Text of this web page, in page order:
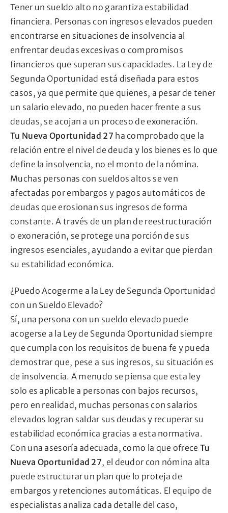
Tener un sueldo alto no garantiza estabilidad
financiera. Personas con ingresos elevados pueden
encontrarse en situaciones de insolvencia al
enfrentar deudas excesivas o compromisos
financieros que superan sus capacidades. La Ley de
Segunda Oportunidad está diseñada para estos
casos, ya que permite que quienes, a pesar de tener
un salario elevado, no pueden hacer frente a sus
deudas, se acojan a un proceso de exoneración.
Tu Nueva Oportunidad 27 ha comprobado que la
relación entre el nivel de deuda y los bienes es lo que
define la insolvencia, no el monto de la nómina.
Muchas personas con sueldos altos se ven
afectadas por embargos y pagos automáticos de
deudas que erosionan sus ingresos de forma
constante. A través de un plan de reestructuración
o exoneración, se protege una porción de sus
ingresos esenciales, ayudando a evitar que pierdan
su estabilidad económica.
¿Puedo Acogerme a la Ley de Segunda Oportunidad
con un Sueldo Elevado?
Sí, una persona con un sueldo elevado puede
acogerse a la Ley de Segunda Oportunidad siempre
que cumpla con los requisitos de buena fe y pueda
demostrar que, pese a sus ingresos, su situación es
de insolvencia. A menudo se piensa que esta ley
solo es aplicable a personas con bajos recursos,
pero en realidad, muchas personas con salarios
elevados logran saldar sus deudas y recuperar su
estabilidad económica gracias a esta normativa.
Con una asesoría adecuada, como la que ofrece Tu
Nueva Oportunidad 27, el deudor con nómina alta
puede estructurar un plan que lo proteja de
embargos y retenciones automáticas. El equipo de
especialistas analiza cada detalle del caso,